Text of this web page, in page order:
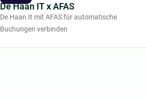
De Haan IT x AFAS
De Haan It mit AFAS für automatische
Buchungen verbinden